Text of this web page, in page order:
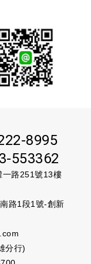
8995
553362
一路251號13樓
路1段1號-創新
分行)